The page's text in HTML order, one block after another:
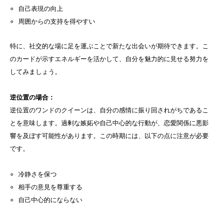
自己表現の向上
周囲からの支持を得やすい
特に、社交的な場に足を運ぶことで新たな出会いが期待できます。こ
のカードが示すエネルギーを活かして、自分を魅力的に見せる努力を
してみましょう。
逆位置の場合：
逆位置のワンドのクイーンは、自分の感情に振り回されがちであるこ
とを意味します。過剰な嫉妬や自己中心的な行動が、恋愛関係に悪影
響を及ぼす可能性があります。この時期には、以下の点に注意が必要
です。
冷静さを保つ
相手の意見を尊重する
自己中心的にならない